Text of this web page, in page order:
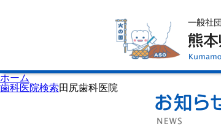
ホーム
歯科医院検索田尻歯科医院
歯科医院検索
休日当番医
イベント案内
歯の豆知識
口腔保健センター
国保組合からのお知らせ
熊本歯科衛生士専門学院
会員専用ページ
プライバシーポリシー
サイトマップ